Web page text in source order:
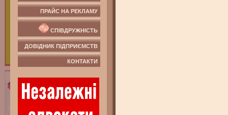
ПРАЙС НА РЕКЛАМУ
СПІВДРУЖНІСТЬ
ДОВІДНИК ПІДПРИЄМСТВ
КОНТАКТИ